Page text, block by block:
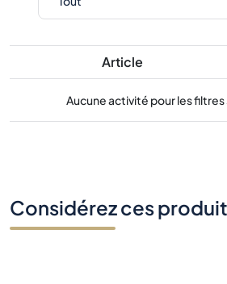
Article
Aucune activité pour les
Considérez ces